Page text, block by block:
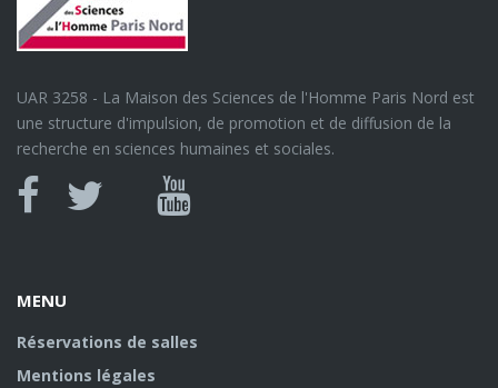
UAR 3258 - La Maison des Sciences de l'Homme Paris Nord est
une structure d'impulsion, de promotion et de diffusion de la
recherche en sciences humaines et sociales.
Canal
MENU
Réservations de salles
Mentions légales